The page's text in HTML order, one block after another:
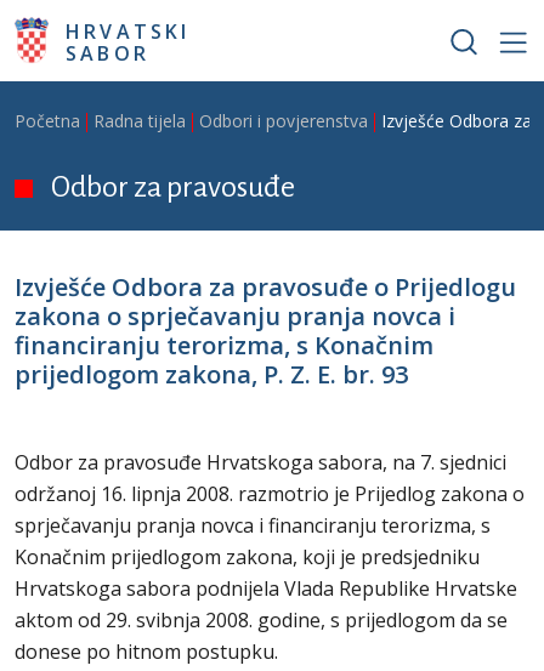
Skoči na glavni sadržaj
HRVATSKI
SABOR
Breadcrumb
Početna Radna tijela Odbori i povjerenstva Izvješće Odbora za
Odbor za pravosuđe
Izvješće Odbora za pravosuđe o Prijedlogu
zakona o sprječavanju pranja novca i
financiranju terorizma, s Konačnim
prijedlogom zakona, P. Z. E. br. 93
Odbor za pravosuđe Hrvatskoga sabora, na 7. sjednici
održanoj 16. lipnja 2008. razmotrio je Prijedlog zakona o
sprječavanju pranja novca i financiranju terorizma, s
Konačnim prijedlogom zakona, koji je predsjedniku
Hrvatskoga sabora podnijela Vlada Republike Hrvatske
aktom od 29. svibnja 2008. godine, s prijedlogom da se
donese po hitnom postupku.